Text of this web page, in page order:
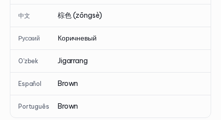
中文 棕色 (zōngsè)
Русский Коричневый
O'zbek Jigarrang
Español Brown
Português Brown